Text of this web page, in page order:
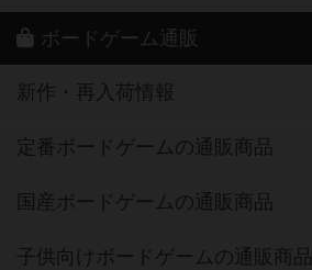
ボードゲーム通販
新作・再入荷情報
定番ボードゲームの通販商品
国産ボードゲームの通販商品
子供向けボードゲームの通販商品